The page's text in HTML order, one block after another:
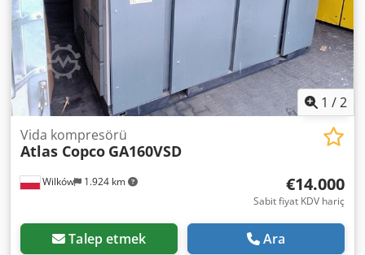
1 /2
Wilków 1.924 km
Vida kompresörü
Atlas Copco GA160VSD
€14.000
Sabit fiyat KDV hariç
Talep etmek Ara